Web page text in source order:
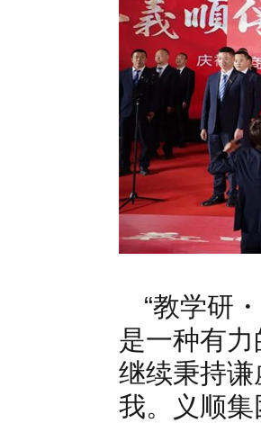
“教学研
是一种有
继续秉持
我。义顺